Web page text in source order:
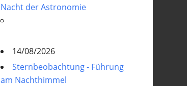
Nacht der Astronomie
14/08/2026
Sternbeobachtung - Führung
am Nachthimmel